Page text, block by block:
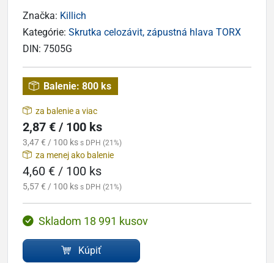
Značka: Killich
Kategórie: Skrutka celozávit, zápustná hlava TORX
DIN: 7505G
Balenie: 800 ks
za balenie a viac
2,87 € / 100 ks
3,47 € / 100 ks s DPH (21%)
za menej ako balenie
4,60 € / 100 ks
5,57 € / 100 ks s DPH (21%)
Skladom 18 991 kusov
Kúpiť